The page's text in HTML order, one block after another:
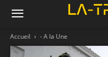
Accueil - A la Une